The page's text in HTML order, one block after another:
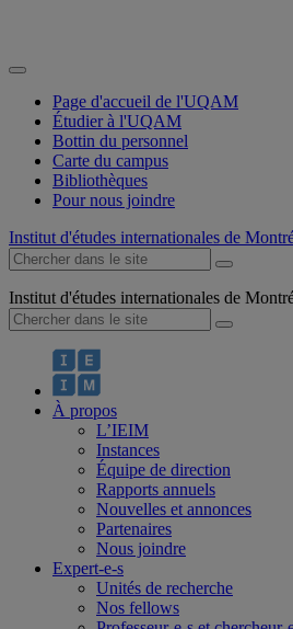
Page d'accueil de l'UQAM
Étudier à l'UQAM
Bottin du personnel
Carte du campus
Bibliothèques
Pour nous joindre
Institut d'études internationales de
Institut d'études internationales de
À propos
L’IEIM
Instances
Équipe de direction
Rapports annuels
Nouvelles et annonces
Partenaires
Nous joindre
Expert-e-s
Unités de recherche
Nos fellows